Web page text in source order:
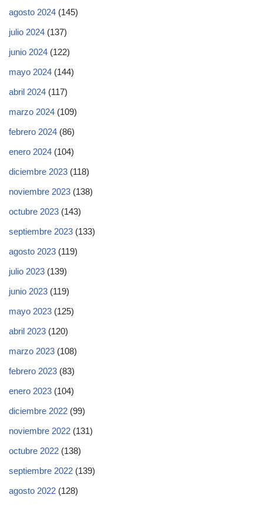
agosto 2024 (145)
julio 2024 (137)
junio 2024 (122)
mayo 2024 (144)
abril 2024 (117)
marzo 2024 (109)
febrero 2024 (86)
enero 2024 (104)
diciembre 2023 (118)
noviembre 2023 (138)
octubre 2023 (143)
septiembre 2023 (133)
agosto 2023 (119)
julio 2023 (139)
junio 2023 (119)
mayo 2023 (125)
abril 2023 (120)
marzo 2023 (108)
febrero 2023 (83)
enero 2023 (104)
diciembre 2022 (99)
noviembre 2022 (131)
octubre 2022 (138)
septiembre 2022 (139)
agosto 2022 (128)